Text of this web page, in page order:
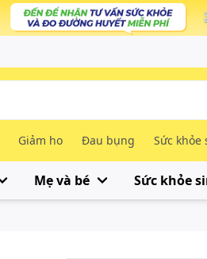
Giảm ho Đau bụng Sức khỏe
Mẹ và bé Sức khỏe